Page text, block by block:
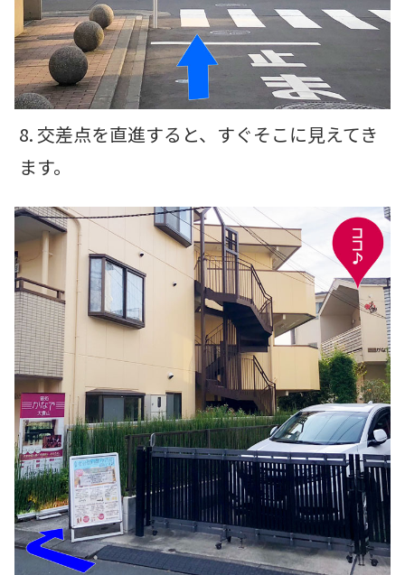
8. 交差点を直進すると、すぐそこに見えてき
ます。